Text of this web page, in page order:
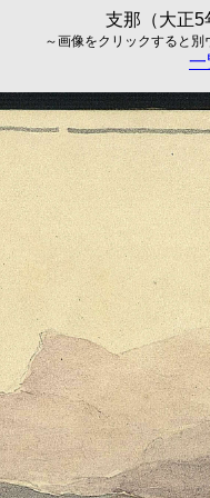
支那（大正5
～画像をクリックすると
一